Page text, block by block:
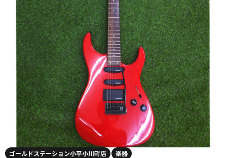
ゴールドステーション小平小川町店 楽器